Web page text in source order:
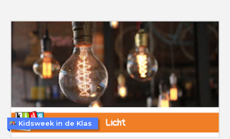
Kidsweek in de Klas